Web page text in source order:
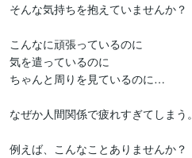
そんな気持ちを抱えていませんか？
こんなに頑張っているのに
気を遣っているのに
ちゃんと周りを見ているのに…
なぜか人間関係で疲れすぎてしまう。
例えば、こんなことありませんか？